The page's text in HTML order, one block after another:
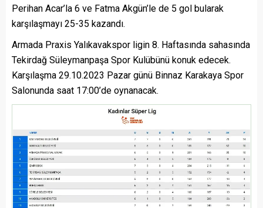
Perihan Acar’la 6 ve Fatma Akgün’le de 5 gol bularak
karşılaşmayı 25-35 kazandı.
Armada Praxis Yalıkavakspor ligin 8. Haftasında sahasında
Tekirdağ Süleymanpaşa Spor Kulübünü konuk edecek.
Karşılaşma 29.10.2023 Pazar günü Binnaz Karakaya Spor
Salonunda saat 17:00’de oynanacak.